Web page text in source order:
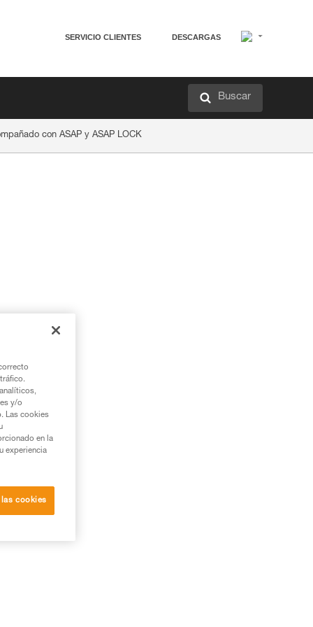
SERVICIO CLIENTES DESCARGAS
Buscar
con ASAP y ASAP LOCK
y/o
Las cookies
en la
experiencia
cookies